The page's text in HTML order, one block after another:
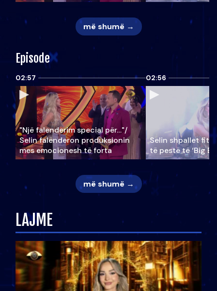
më shumë →
Episode
02:57
"Një falenderim special për…"/
Selin falënderon produksionin
mes emocionesh të forta
02:56
Selin shpallet
të pestë të ‘Big
më shumë →
LAJME